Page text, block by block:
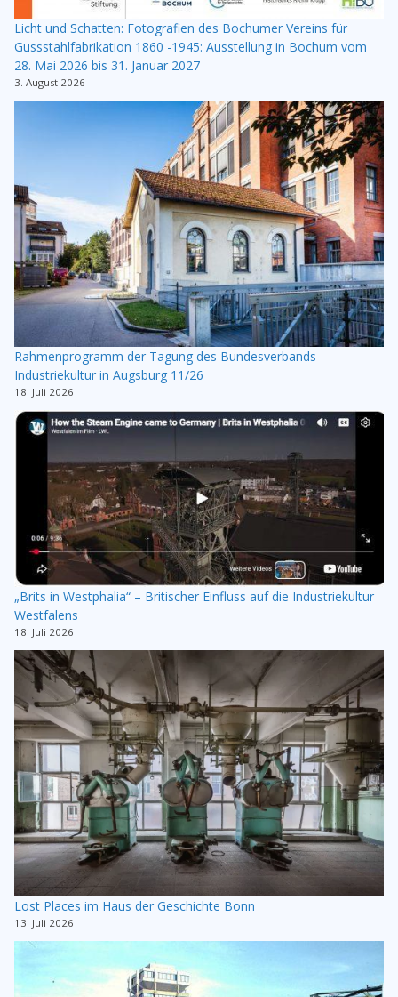
Licht und Schatten: Fotografien des Bochumer Vereins für
Gussstahlfabrikation 1860 -1945: Ausstellung in Bochum vom
28. Mai 2026 bis 31. Januar 2027
3. August 2026
Rahmenprogramm der Tagung des Bundesverbands
Industriekultur in Augsburg 11/26
18. Juli 2026
„Brits in Westphalia“ – Britischer Einfluss auf die Industriekultur
Westfalens
18. Juli 2026
Lost Places im Haus der Geschichte Bonn
13. Juli 2026